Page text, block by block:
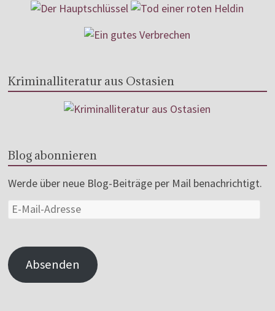
Kriminalliteratur aus Ostasien
Blog abonnieren
Werde über neue Blog-Beiträge per Mail benachrichtigt.
Absenden